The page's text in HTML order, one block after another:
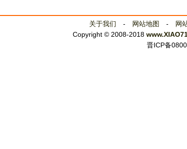
关于我们 - 网站地图 - 网
Copyright © 2008-2018
晋ICP备